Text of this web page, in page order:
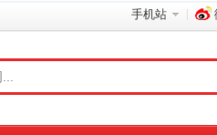
手机站